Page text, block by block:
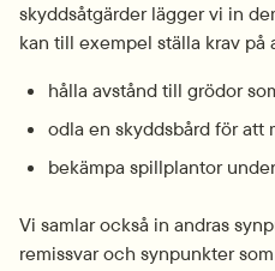
skyddsåtgärder lägger vi in
kan till exempel ställa krav på
hålla avstånd till grödor
odla en skyddsbård för att
bekämpa spillplantor
Vi samlar också in andras
remissvar och synpunkter